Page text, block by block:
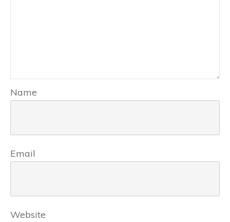
Name
Email
Website